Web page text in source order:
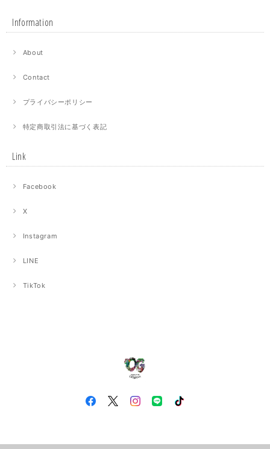
Information
About
Contact
プライバシーポリシー
特定商取引法に基づく表記
Link
Facebook
X
Instagram
LINE
TikTok